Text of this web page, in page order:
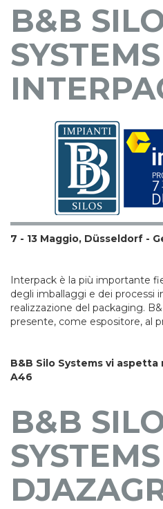
B&B
7 - 13 Maggio, Düsseldorf -
Interpack è la più importante
degli imballaggi e dei processi
realizzazione del packaging.
presente, come espositore, al
B&B Silo Systems vi
A46
B&B